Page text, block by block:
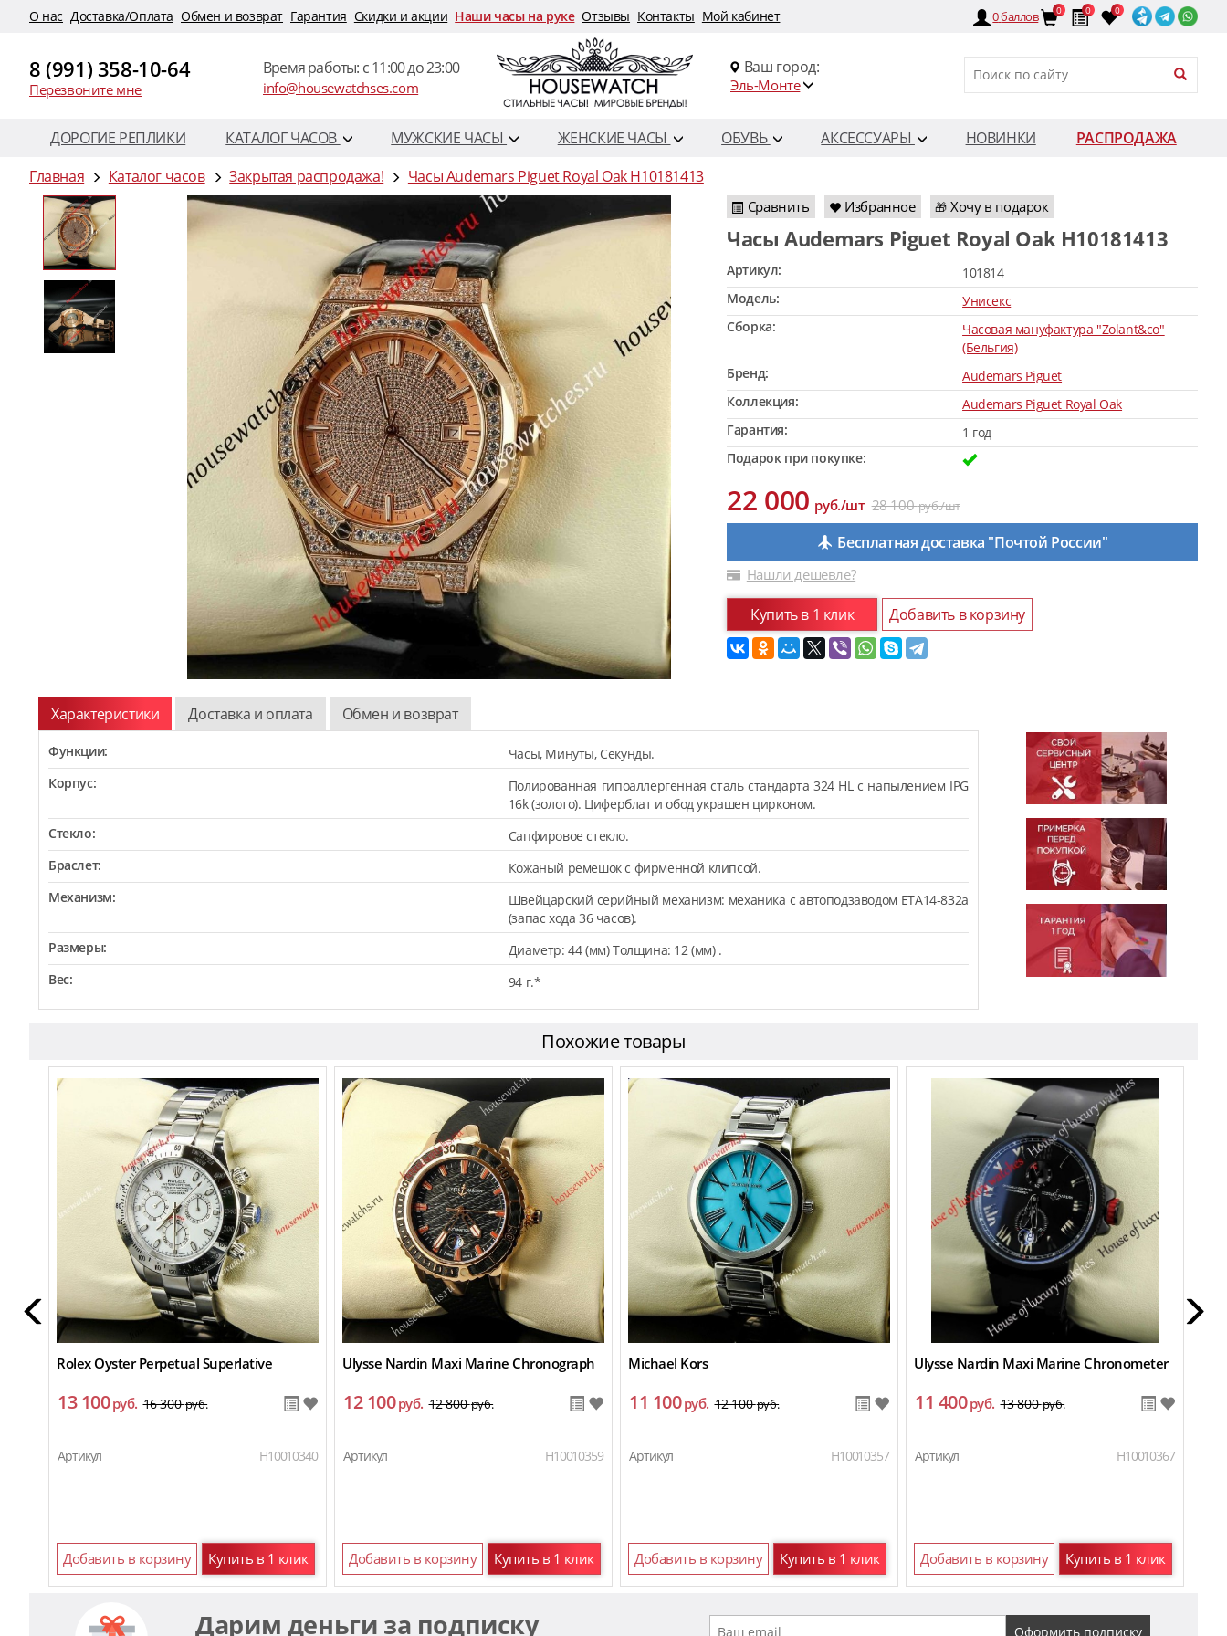
O нас Доставка/Оплата Обмен и возврат Гарантия Скидки и акции Наши часы на руке Отзывы Контакты Мой кабинет 0баллов 0 0 0
8 (991) 358-10-64
Перезвоните мне
Время работы: c 11:00 до 23:00
info@housewatchses.com
Ваш город:
Эль-Монте
ДОРОГИЕ РЕПЛИКИ КАТАЛОГ ЧАСОВ МУЖСКИЕ ЧАСЫ ЖЕНСКИЕ ЧАСЫ ОБУВЬ АКСЕССУАРЫ НОВИНКИ
РАСПРОДАЖА
Главная
Каталог часов Закрытая распродажа! Часы Audemars Piguet Royal Oak H10181413
Сравнить Избранное 🎁 Хочу в подарок
Часы Audemars Piguet Royal Oak H10181413
Артикул:
101814
Модель:
Унисекс
Сборка:
Часовая мануфактура "Zolant&co"
(Бельгия)
Бренд:
Audemars Piguet
Коллекция:
Audemars Piguet Royal Oak
Гарантия:
1 год
Подарок при покупке:
22 000руб./шт 28 100руб./шт
Бесплатная доставка "Почтой России"
Нашли дешевле?
Купить в 1 клик Добавить в корзину
Характеристики Доставка и оплата Обмен и возврат
Функции:
Часы, Минуты, Секунды.
Корпус:
Полированная гипоаллергенная сталь стандарта 324 HL с напылением IPG
16k (золото). Циферблат и обод украшен цирконом.
Стекло:
Сапфировое стекло.
Браслет:
Кожаный ремешок с фирменной клипсой.
Механизм:
Швейцарский серийный механизм: механика с автоподзаводом ETA14-832a
(запас хода 36 часов).
Размеры:
Диаметр: 44 (мм) Толщина: 12 (мм) .
Вес:
94 г.*
Похожие товары
Rolex Oyster Perpetual Superlative
13 100руб. 16 300руб.
Артикул H10010340
Добавить в корзину Купить в 1 клик
Ulysse Nardin Maxi Marine Chronograph
12 100руб. 12 800руб.
Артикул H10010359
Добавить в корзину Купить в 1 клик
Michael Kors
11 100руб. 12 100руб.
Артикул H10010357
Добавить в корзину Купить в 1 клик
Ulysse Nardin Maxi Marine Chronometer
11 400руб. 13 800руб.
Артикул H10010367
Добавить в корзину Купить в 1 клик
Дарим деньги за подписку